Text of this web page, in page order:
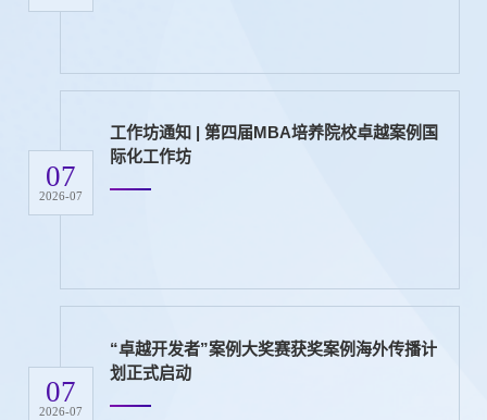
07
2026-07
工作坊通知 | 第四届MBA培养院校卓越案例国
际化工作坊
07
2026-07
“卓越开发者”案例大奖赛获奖案例海外传播计
划正式启动